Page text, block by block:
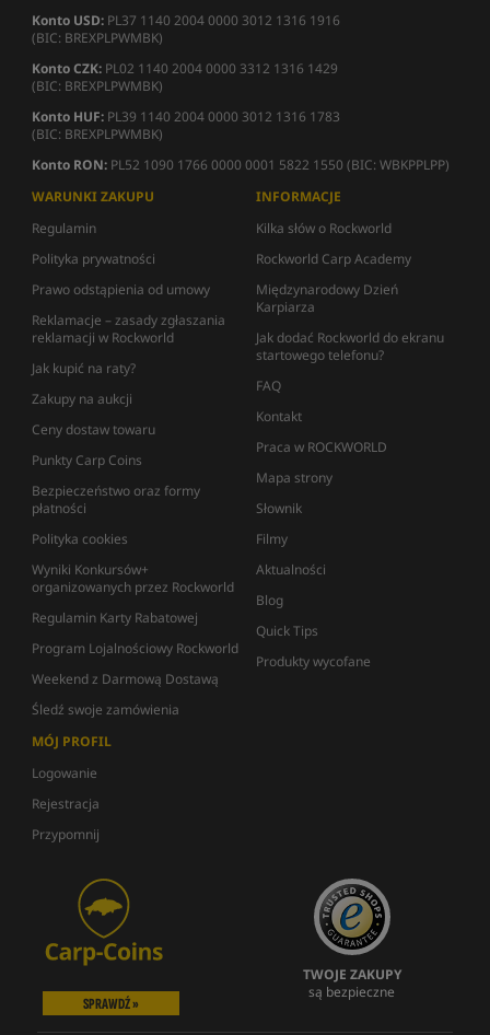
Konto USD: PL37 1140 2004 0000 3012 1316 1916
(BIC: BREXPLPWMBK)
Konto CZK: PL02 1140 2004 0000 3312 1316 1429
(BIC: BREXPLPWMBK)
Konto HUF: PL39 1140 2004 0000 3012 1316 1783
(BIC: BREXPLPWMBK)
Konto RON: PL52 1090 1766 0000 0001 5822 1550 (BIC: WBKPPLPP)
WARUNKI ZAKUPU
Regulamin
Polityka prywatności
Prawo odstąpienia od umowy
Reklamacje – zasady zgłaszania
reklamacji w Rockworld
Jak kupić na raty?
Zakupy na aukcji
Ceny dostaw towaru
Punkty Carp Coins
Bezpieczeństwo oraz formy
płatności
Polityka cookies
Wyniki Konkursów+
organizowanych przez Rockworld
Regulamin Karty Rabatowej
Program Lojalnościowy Rockworld
Weekend z Darmową Dostawą
Śledź swoje zamówienia
INFORMACJE
Kilka słów o Rockworld
Rockworld Carp Academy
Międzynarodowy Dzień
Karpiarza
Jak dodać Rockworld do ekranu
startowego telefonu?
FAQ
Kontakt
Praca w ROCKWORLD
Mapa strony
Słownik
Filmy
Aktualności
Blog
Quick Tips
Produkty wycofane
MÓJ PROFIL
Logowanie
Rejestracja
Przypomnij
SPRAWDŹ »
TWOJE ZAKUPY
są bezpieczne